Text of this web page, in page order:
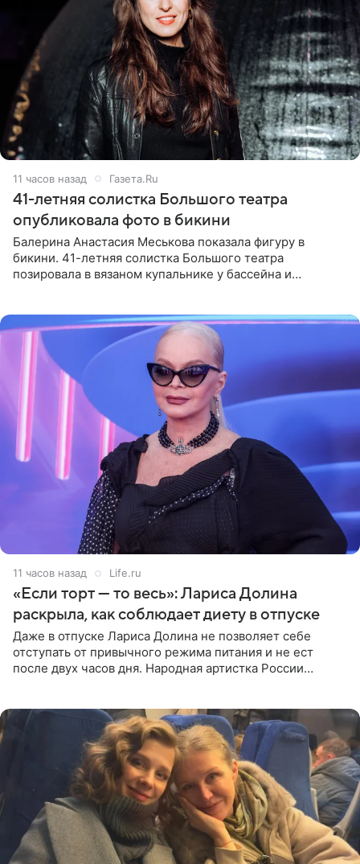
11 часов назад Газета.Ru
41-летняя солистка Большого театра
опубликовала фото в бикини
Балерина Анастасия Меськова показала фигуру в
бикини. 41-летняя солистка Большого театра
позировала в вязаном купальнике у бассейна и
11 часов назад Life.ru
«Если торт — то весь»: Лариса Долина
раскрыла, как соблюдает диету в отпуске
Даже в отпуске Лариса Долина не позволяет себе
отступать от привычного режима питания и не ест
после двух часов дня. Народная артистка России